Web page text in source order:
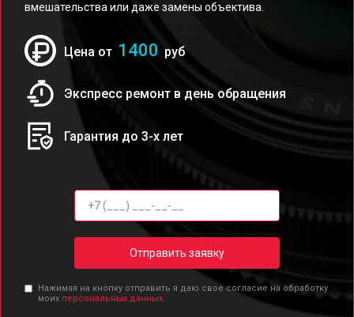
вмешательства или даже замены объектива.
Цена от 1400 руб
Экспресс ремонт в день обращения
Гарантия до 3-х лет
Отправить заявку
Нажимая на кнопку отправить я даю свое согласие на обработку
моих персональных данных.